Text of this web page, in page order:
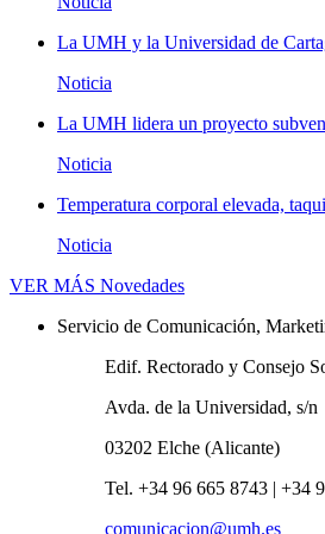
La UMH y la Universidad de
Noticia
La UMH lidera un proyecto
Noticia
Temperatura corporal elevada,
Noticia
VER MÁS Novedades
Servicio de Comunicación,
Edif. Rectorado y Consejo
Avda. de la Universidad, s/n
03202 Elche (Alicante)
Tel. +34 96 665 8743 | +34
comunicacion@umh.es